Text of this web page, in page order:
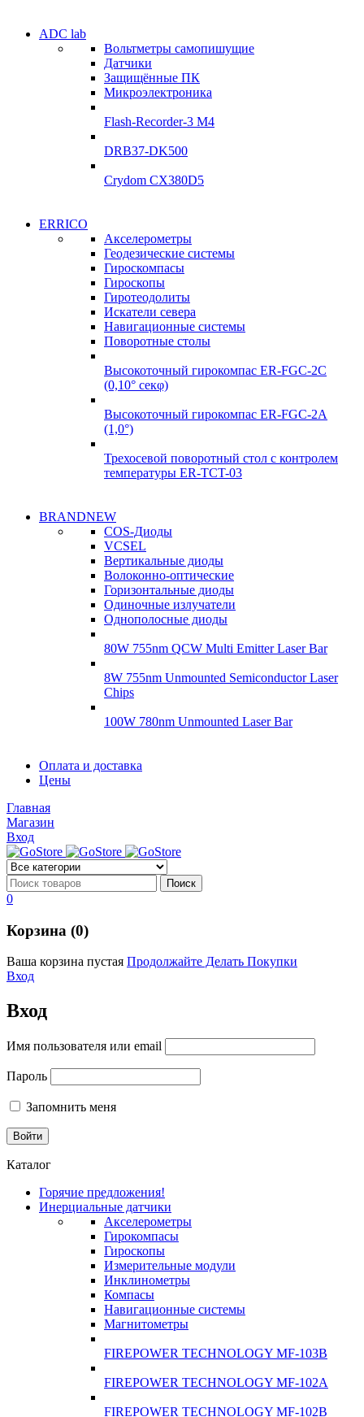
УЛ-04 УЛ-06
Подробнее
УЛ-04 УЛ-06
Подробнее
ADC lab
Вольтметры самопишущие
Датчики
Защищённые ПК
Микроэлектроника
Flash-Recorder-3 М4
DRB37-DK500
Crydom CX380D5
ADClab
Подробнее
ADClab
Подробнее
ERRICO
Акселерометры
Геодезические системы
Гироскомпасы
Гироскопы
Гиротеодолиты
Искатели севера
Навигационные системы
Поворотные столы
Высокоточный гирокомпас ER-FGC-2C
(0,10° секφ)
Высокоточный гирокомпас ER-FGC-2A
(1,0°)
Трехосевой поворотный стол с контролем
температуры ER-TCT-03
Гироскопы
Подробнее
Надежные поставки
Гироскопы
Подробнее
BRANDNEW
COS-Диоды
VCSEL
Вертикальные диоды
Волоконно-оптические
Горизонтальные диоды
Одиночные излучатели
Однополосные диоды
80W 755nm QCW Multi Emitter Laser Bar
8W 755nm Unmounted Semiconductor Laser
Chips
100W 780nm Unmounted Laser Bar
Диоды
Оплата и доставка
Цены
Главная
Магазин
Вход
0
Корзина (0)
Ваша корзина пустая Продолжайте Делать Покупки
Вход
Вход
Имя пользователя или email
Пароль
Запомнить меня
Каталог
Горячие предложения!
Инерциальные датчики
Акселерометры
Гирокомпасы
Гироскопы
Измерительные модули
Инклинометры
Компасы
Навигационные системы
Магнитометры
FIREPOWER TECHNOLOGY MF-103B
FIREPOWER TECHNOLOGY MF-102A
FIREPOWER TECHNOLOGY MF-102B